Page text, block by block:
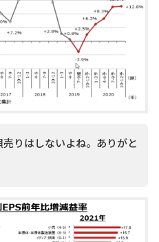
りはしないよね。ありがと